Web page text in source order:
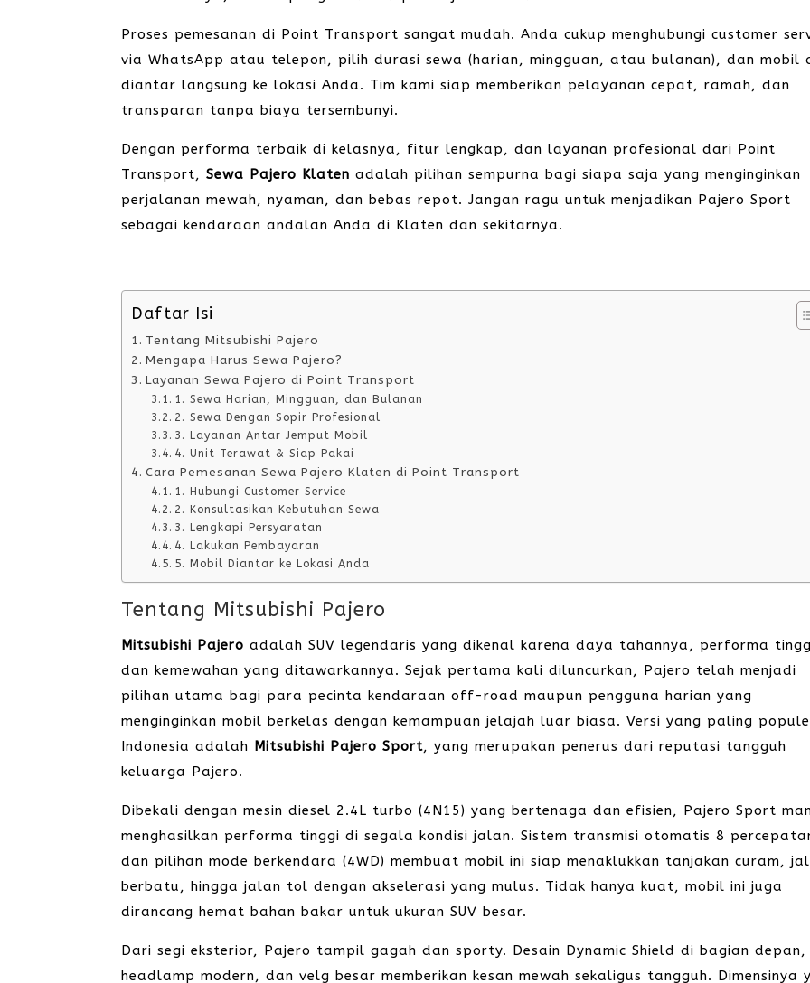
Proses pemesanan di Point Transport sangat mudah. Anda cukup menghubungi customer
via WhatsApp atau telepon, pilih durasi sewa (harian, mingguan, atau bulanan), dan mobil
diantar langsung ke lokasi Anda. Tim kami siap memberikan pelayanan cepat, ramah, dan
transparan tanpa biaya tersembunyi.
Dengan performa terbaik di kelasnya, fitur lengkap, dan layanan profesional dari Point
Transport,Sewa Pajero Klaten adalah pilihan sempurna bagi siapa saja yang menginginkan
perjalanan mewah, nyaman, dan bebas repot. Jangan ragu untuk menjadikan Pajero Sport
sebagai kendaraan andalan Anda di Klaten dan sekitarnya.
Daftar Isi
Tentang Mitsubishi Pajero
Mengapa Harus Sewa Pajero?
Layanan Sewa Pajero di Point Transport
1. Sewa Harian, Mingguan, dan Bulanan
2. Sewa Dengan Sopir Profesional
3. Layanan Antar Jemput Mobil
4. Unit Terawat & Siap Pakai
Cara Pemesanan Sewa Pajero Klaten di Point Transport
1. Hubungi Customer Service
2. Konsultasikan Kebutuhan Sewa
3. Lengkapi Persyaratan
4. Lakukan Pembayaran
5. Mobil Diantar ke Lokasi Anda
Tentang Mitsubishi Pajero
Mitsubishi Pajero adalah SUV legendaris yang dikenal karena daya tahannya, performa
dan kemewahan yang ditawarkannya. Sejak pertama kali diluncurkan, Pajero telah menjadi
pilihan utama bagi para pecinta kendaraan off-road maupun pengguna harian yang
menginginkan mobil berkelas dengan kemampuan jelajah luar biasa. Versi yang paling
Indonesia adalah Mitsubishi Pajero Sport, yang merupakan penerus dari reputasi tangguh
keluarga Pajero.
Dibekali dengan mesin diesel 2.4L turbo (4N15) yang bertenaga dan efisien, Pajero Sport
menghasilkan performa tinggi di segala kondisi jalan. Sistem transmisi otomatis 8
dan pilihan mode berkendara (4WD) membuat mobil ini siap menaklukkan tanjakan curam,
berbatu, hingga jalan tol dengan akselerasi yang mulus. Tidak hanya kuat, mobil ini juga
dirancang hemat bahan bakar untuk ukuran SUV besar.
Dari segi eksterior, Pajero tampil gagah dan sporty. Desain Dynamic Shield di bagian depan,
headlamp modern, dan velg besar memberikan kesan mewah sekaligus tangguh. Dimensinya